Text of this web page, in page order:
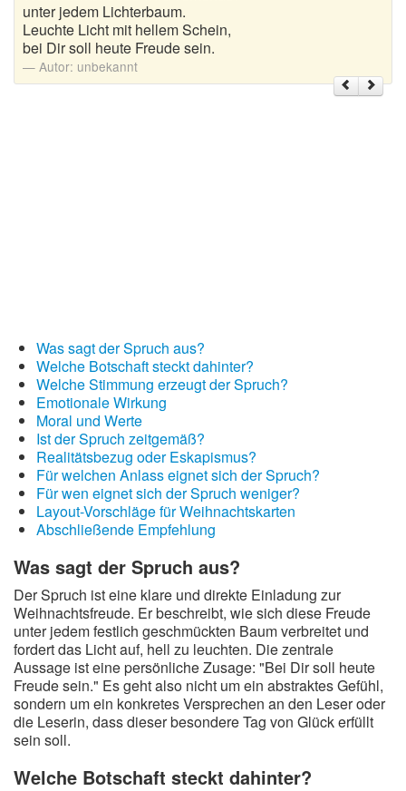
Weihnachtsgrüße
Weihnachtssprüche für Karten
unter jedem Lichterbaum.
Leuchte Licht mit hellem Schein,
bei Dir soll heute Freude sein.
Autor: unbekannt
Was sagt der Spruch aus?
Welche Botschaft steckt dahinter?
Welche Stimmung erzeugt der Spruch?
Emotionale Wirkung
Moral und Werte
Ist der Spruch zeitgemäß?
Realitätsbezug oder Eskapismus?
Für welchen Anlass eignet sich der Spruch?
Für wen eignet sich der Spruch weniger?
Layout-Vorschläge für Weihnachtskarten
Abschließende Empfehlung
Was sagt der Spruch aus?
Der Spruch ist eine klare und direkte Einladung zur
Weihnachtsfreude. Er beschreibt, wie sich diese Freude
unter jedem festlich geschmückten Baum verbreitet und
fordert das Licht auf, hell zu leuchten. Die zentrale
Aussage ist eine persönliche Zusage: "Bei Dir soll heute
Freude sein." Es geht also nicht um ein abstraktes Gefühl,
sondern um ein konkretes Versprechen an den Leser oder
die Leserin, dass dieser besondere Tag von Glück erfüllt
sein soll.
Welche Botschaft steckt dahinter?